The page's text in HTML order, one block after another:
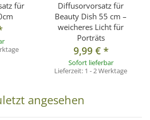
für
Diffusorvorsatz für
Beauty Dish 55 cm –
weicheres Licht für
Porträts
9,99 €*
Sofort lieferbar
Lieferzeit: 1 - 2 Werktage
angesehen